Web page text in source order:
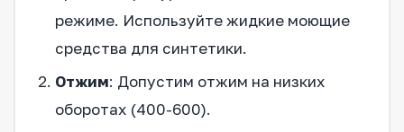
режиме. Используйте жидкие моющие
средства для синтетики.
Отжим: Допустим отжим на низких
оборотах (400-600).